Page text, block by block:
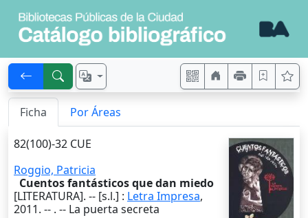
Ficha Por Áreas
82(100)-32 CUE
Roggio, Patricia
Cuentos fantásticos que dan miedo
[LITERATURA]. -- [s.l.] : Letra Impresa,
2011. -- . -- La puerta secreta